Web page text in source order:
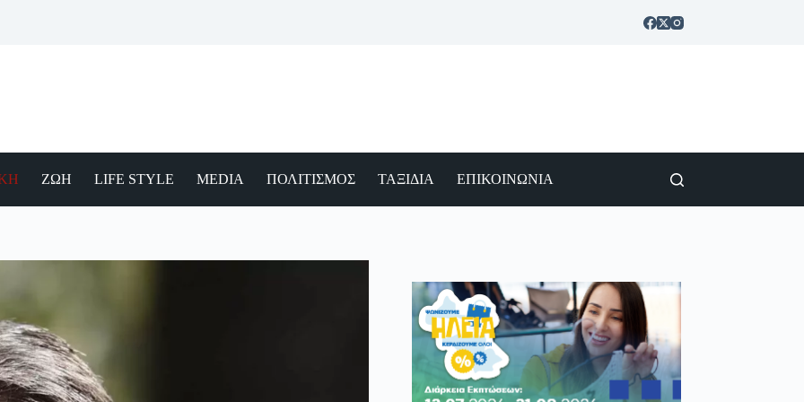
ΖΩΗ LIFE STYLE MEDIA ΠΟΛΙΤΙΣΜΟΣ ΤΑΞΙΔΙΑ ΕΠΙΚΟΙΝΩΝΙΑ